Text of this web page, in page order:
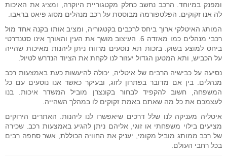
ומפנק במיוחד. הרכב נחשב כחלק מקטגוריית היוקרה, ומציג את האיכות
לה אנו זקוקים. הפלטפורמה מבוססת על רכב מנהלים מסוג פיאט בראבו.
המותג האיטלקי ארוך ביחס לרכבים בקטגוריה, ומציב אותו בקנה אחד מול
רכבי מנהלים כמו מאזדה 6. העיצוב מושך את העין והאורך אינו סטנדרטי
ביחס למוצע בשוק. בזכות תא נוסעים מרווח ניתן ליהנות מאיכות שהייה
על הכביש, ותא המטען הגדול יעזור לנו לקחת את הציוד הנדרש לטיול.
נסיעה על כבישיה הרבים של איטליה, יכולה להיעשות כעת באמצעות רכב
מנהלים. בין אם מדובר בפתרון לזוג, ובעיקר כאשר אנו נוסעים עם כל
המשפחה, חשוב להקפיד לבחור בקונצרן מוביל המשדר איכות. בנו
לעצמכם את כל מה שאתם באמת זקוקים לו במהלך השהייה.
איטליה מעניקה לנו שלל דרכים שיאפשרו לנו ליהנות. האתרים הירוקים
מציעים בילוי משפחתי או זוגי, אליהם ניתן להגיע באמצעות רכב. שכירה
של רכב ממותג מוביל מקומי, יעניק את החוויה הכוללת, אשר סחפה רבים
בכל רחבי העולם.